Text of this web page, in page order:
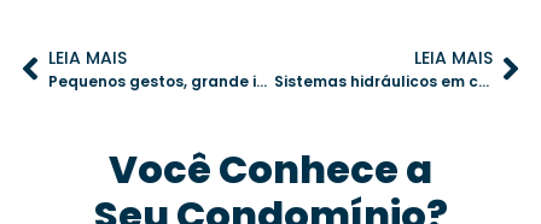
LEIA MAIS
Pequenos gestos, grande impacto: criando um ambiente de convivência harmoniosa no condomínio
LEIA MAIS
Sistemas hidráulicos em condomínios: a importância da manutenção preventiva
Você Conhece a